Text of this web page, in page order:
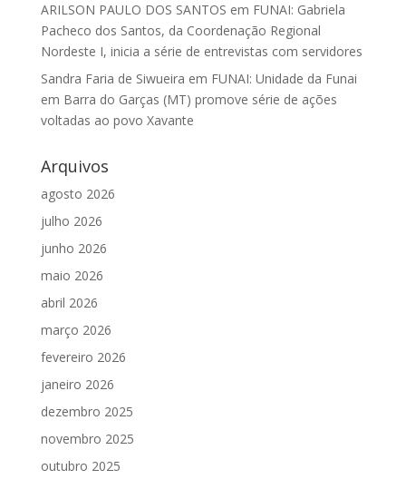
ARILSON PAULO DOS SANTOS em FUNAI: Gabriela
Pacheco dos Santos, da Coordenação Regional
Nordeste I, inicia a série de entrevistas com servidores
Sandra Faria de Siwueira em FUNAI: Unidade da Funai
em Barra do Garças (MT) promove série de ações
voltadas ao povo Xavante
Arquivos
agosto 2026
julho 2026
junho 2026
maio 2026
abril 2026
março 2026
fevereiro 2026
janeiro 2026
dezembro 2025
novembro 2025
outubro 2025